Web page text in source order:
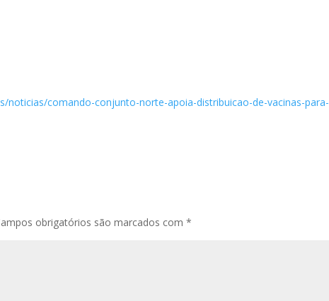
noticias/comando-conjunto-norte-apoia-distribuicao-de-vacinas-para-
obrigatórios são marcados com*